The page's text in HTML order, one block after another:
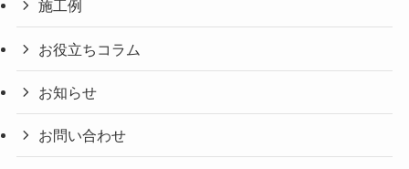
施工例
お役立ちコラム
お知らせ
お問い合わせ